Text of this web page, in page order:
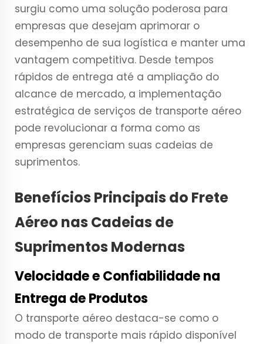
surgiu como uma solução poderosa para
empresas que desejam aprimorar o
desempenho de sua logística e manter uma
vantagem competitiva. Desde tempos
rápidos de entrega até a ampliação do
alcance de mercado, a implementação
estratégica de serviços de transporte aéreo
pode revolucionar a forma como as
empresas gerenciam suas cadeias de
suprimentos.
Benefícios Principais do Frete
Aéreo nas Cadeias de
Suprimentos Modernas
Velocidade e Confiabilidade na
Entrega de Produtos
O transporte aéreo destaca-se como o
modo de transporte mais rápido disponível